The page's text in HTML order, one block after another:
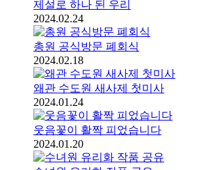
제설로 하나 된 우리
2024.02.24
총원 공식방문 폐회식
2024.02.18
왜관 수도원 새사제 첫미사
2024.01.24
웃음꽃이 활짝 피었습니다
2024.01.20